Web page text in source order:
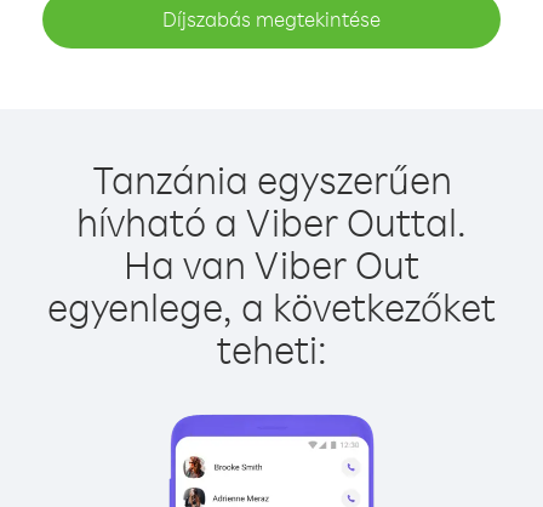
Díjszabás megtekintése
Tanzánia egyszerűen
hívható a Viber Outtal.
Ha van Viber Out
egyenlege, a következőket
teheti: